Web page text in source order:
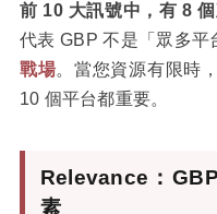
前 10 大訊號中，有 8
代表 GBP 不是「眾多
戰場。當您資源有限時
10 個平台都重要。
Relevance：
素